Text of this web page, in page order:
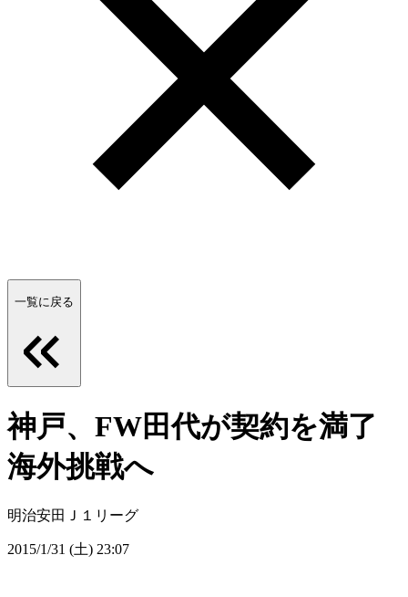
一覧に戻る
神戸、FW田代が契約を満了
海外挑戦へ
明治安田Ｊ１リーグ
2015/1/31 (土) 23:07